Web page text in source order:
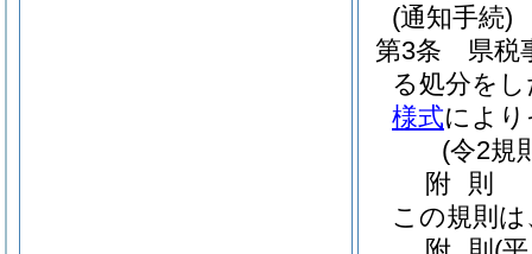
(通知手続)
第3条
県税
る処分を
様式によ
(令2規
附 則
この規則